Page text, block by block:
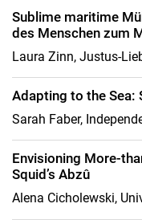
Sublime maritime
des Menschen zum
Laura Zinn, Justus-
Adapting to the Sea:
Sarah Faber,
Envisioning More-
Squid’s Abzû
Alena Cicholewski,